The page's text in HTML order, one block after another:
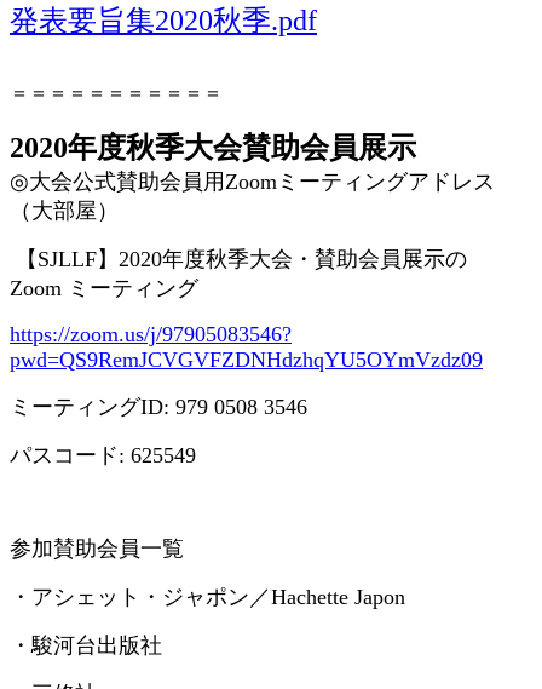
発表要旨集2020秋季.pdf
＝＝＝＝＝＝＝＝＝＝＝
2020年度秋季大会賛助会員展示
◎大会公式賛助会員用Zoom ミーティングアドレス
（大部屋）
【 SJLLF】 2020年度秋季大会・賛助会員展示の
Zoom ミーティング
https://zoom.us/j/97905083546?
pwd=QS9RemJCVGVFZDNHdzhqYU5OYmVzdz09
ミーティングID: 979 0508 3546
パスコード: 625549
参加賛助会員一覧
・アシェット・ジャポン／Hachette Japon
・駿河台出版社